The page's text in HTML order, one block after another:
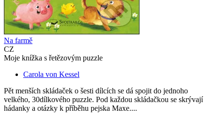
Na farmě
CZ
Moje knížka s řetězovým puzzle
Carola von Kessel
Pět menších skládaček o šesti dílcích se dá spojit do jednoho
velkého, 30dílkového puzzle. Pod každou skládačkou se skrývají
hádanky a otázky k příběhu pejska Maxe....